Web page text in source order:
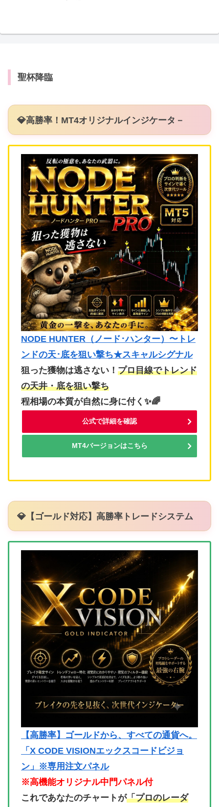
聖杯降臨
💎高勝率！MT4オリジナルインジケータ－
NODE HUNTER（ノード･ハンター）〜トレ
ンドの天･底を狙い撃ち★スキャルシグナル
狙った獲物は逃さない！ プロ目線でトレンド
の天井・底を狙い撃ち
程相場の本質が自然に身に付く✨🌈
公式で詳細を確認
MT4バージョンはこちら
💎【ゴールド対応】高勝率トレードシステム
【高勝率】ゴールドから、すべての通貨へ。
「X CODE VISIONエックスコードビジョ
ン」※専用注文パネル
※高機能オリジナル中門パネル付
これであなたのチャートが「プロのレーダ